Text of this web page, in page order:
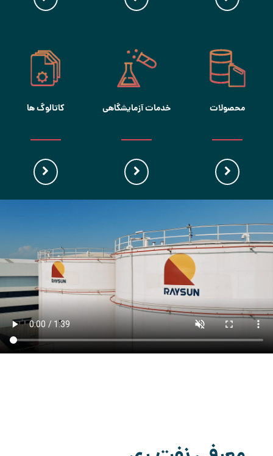
محصولات خدمات آزمایشگاهی کاتالوگ ها